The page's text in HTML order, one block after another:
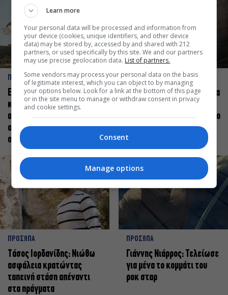
ΠΡΟΣΩΠΑ
Ελεάνα Ανδρεούδη: Κάθε
καλλιτέχνης όταν
ανεβαίνει στη σκηνή
οφείλει να αισθάνεται
σταρ
ΠΡΟΣΩΠΑ
Βαγγέλης Μπίκος: Έμαθα να
δίνω αξία στο ποιος είμαι
πάνω στη σκηνή και όχι στο
πως χορεύω
ΠΡΟΣΩΠΑ
Tάσος Ιορδανίδης: Νιώθω
ασφάλεια κρατώντας
ταπεινή στάση απέναντι
στα πράγματα
ΠΡΟΣΩΠΑ
Γιάννης Νιάρρος: Τελείωσε
για μένα το κομμάτι του
ροκ σταρ
Learn more
Your personal data will be processed and information from
your device (cookies, unique identifiers, and other device
data) may be stored by, accessed by and shared with 212
partners, or used specifically by this site. We and our partners
may use precise geolocation data. List of partners.
Some vendors may process your personal data on the basis
of legitimate interest, which you can object to by managing
your options below. Look for a link at the bottom of this page
or in the site menu to manage or withdraw consent in privacy
and cookie settings.
Consent
Manage options